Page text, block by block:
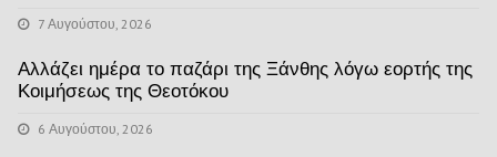
7 Αυγούστου, 2026
Αλλάζει ημέρα το παζάρι της Ξάνθης λόγω εορτής της
Κοιμήσεως της Θεοτόκου
6 Αυγούστου, 2026